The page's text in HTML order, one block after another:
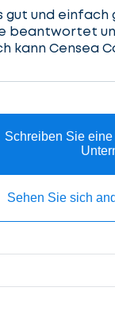
gut und
beantwortet
kann Censea
Schreiben Sie
Sehen Sie sich